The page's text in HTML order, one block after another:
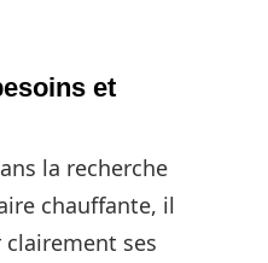
et
la recherche
chauffante, il
ses